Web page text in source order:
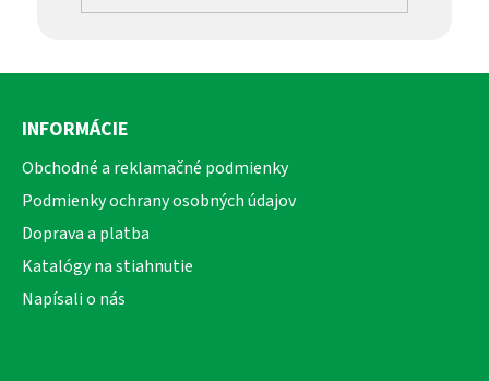
Z
INFORMÁCIE
Obchodné a reklamačné podmienky
Podmienky ochrany osobných údajov
Doprava a platba
Katalógy na stiahnutie
Napísali o nás